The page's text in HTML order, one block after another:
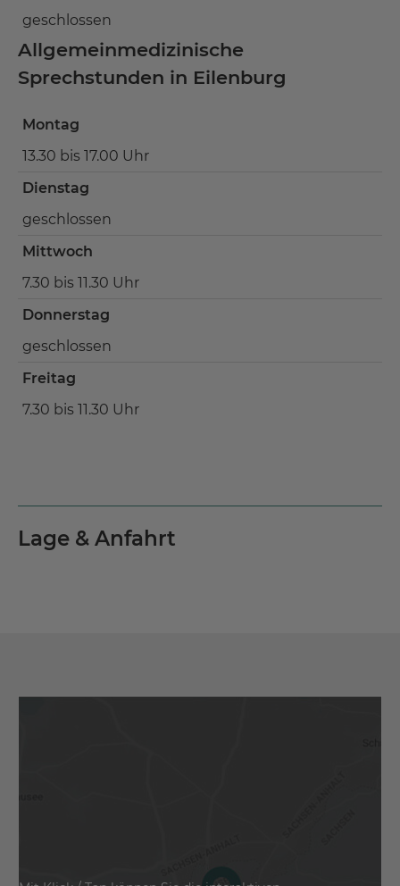
geschlossen
Allgemeinmedizinische
Sprechstunden in Eilenburg
Montag
13.30 bis 17.00 Uhr
Dienstag
geschlossen
Mittwoch
7.30 bis 11.30 Uhr
Donnerstag
geschlossen
Freitag
7.30 bis 11.30 Uhr
Lage & Anfahrt